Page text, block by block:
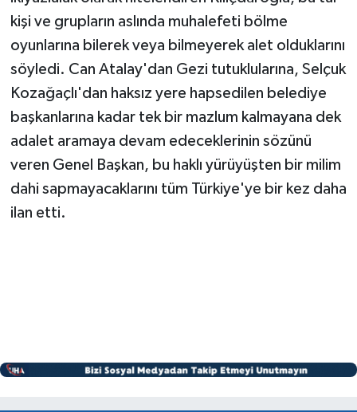
kişi ve grupların aslında muhalefeti bölme
oyunlarına bilerek veya bilmeyerek alet olduklarını
söyledi. Can Atalay'dan Gezi tutuklularına, Selçuk
Kozağaçlı'dan haksız yere hapsedilen belediye
başkanlarına kadar tek bir mazlum kalmayana dek
adalet aramaya devam edeceklerinin sözünü
veren Genel Başkan, bu haklı yürüyüşten bir milim
dahi sapmayacaklarını tüm Türkiye'ye bir kez daha
ilan etti.